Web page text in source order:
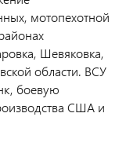
мотопехотной
Шевяковка,
области. ВСУ
боевую
США и